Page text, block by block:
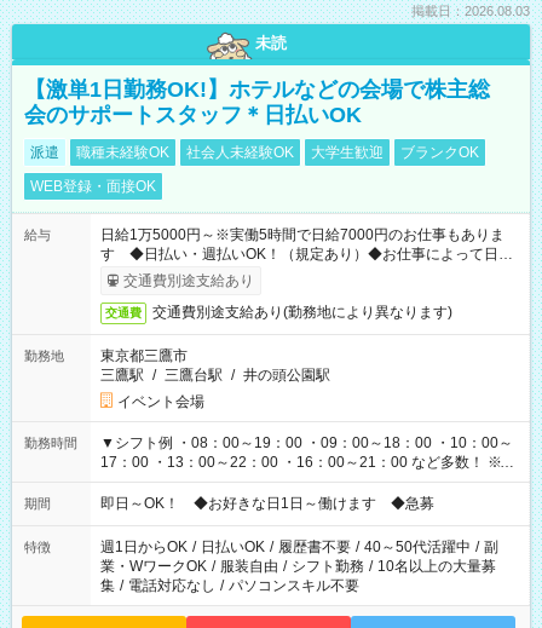
掲載日：2026.08.03
未読
【激単1日勤務OK!】ホテルなどの会場で株主総
会のサポートスタッフ＊日払いOK
派遣 職種未経験OK 社会人未経験OK 大学生歓迎
ブランクOK
WEB登録・面接OK
給与
日給1万5000円～※実働5時間で日給7000円のお仕事もありま
す ◆日払い・週払いOK！（規定あり）◆お仕事によって日給
も異なります
交通費別途支給あり
交通費 交通費別途支給あり(勤務地により異なります)
勤務地
東京都三鷹市
三鷹駅 / 三鷹台駅 / 井の頭公園駅
イベント会場
勤務時間
▼シフト例 ・08：00～19：00 ・09：00～18：00 ・10：00～
17：00 ・13：00～22：00 ・16：00～21：00 など多数！ ※お
仕事により勤務時間が異なります
期間 即日～OK！ ◆お好きな日1日～働けます ◆急募
特徴 週1日からOK / 日払いOK / 履歴書不要 / 40～50代活躍中 / 副
業・WワークOK / 服装自由 / シフト勤務 / 10名以上の大量募
集 / 電話対応なし / パソコンスキル不要